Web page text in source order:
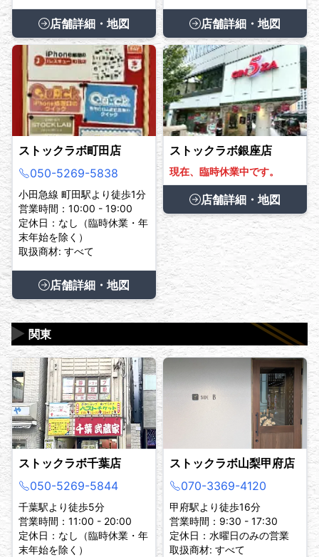
店舗詳細・地図 店舗詳細・地図
ストックラボ町田店
050-5269-5838
小田急線 町田駅より徒歩1分
営業時間：10:00 - 19:00
定休日：なし（臨時休業・年
末年始を除く）
取扱商材: すべて
店舗詳細・地図
ストックラボ銀座店
現在、臨時休業中です。
店舗詳細・地図
関東
▶
ストックラボ千葉店
050-5269-5844
千葉駅より徒歩5分
営業時間：11:00 - 20:00
定休日：なし（臨時休業・年
末年始を除く）
ストックラボ山梨甲府店
070-3369-4120
甲府駅より徒歩16分
営業時間：9:30 - 17:30
定休日：水曜日のみの営業
取扱商材: すべて